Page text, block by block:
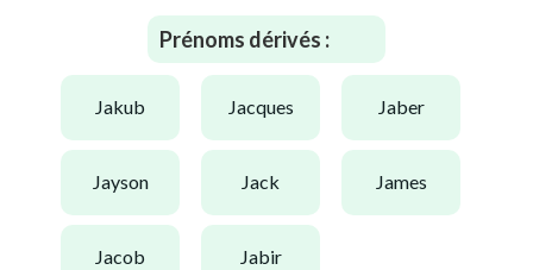
Prénoms dérivés :
jakub jacques jaber
jayson jack james
jacob jabir